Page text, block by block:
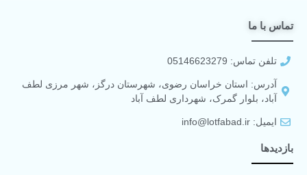
بازدیدها
تماس با ما
تلفن تماس: 05146623279
آدرس: استان خراسان رضوی، شهرستان درگز، شهر مرزی لطف
آباد، بلوار گمرک، شهرداری لطف آباد
ایمیل: info@lotfabad.ir